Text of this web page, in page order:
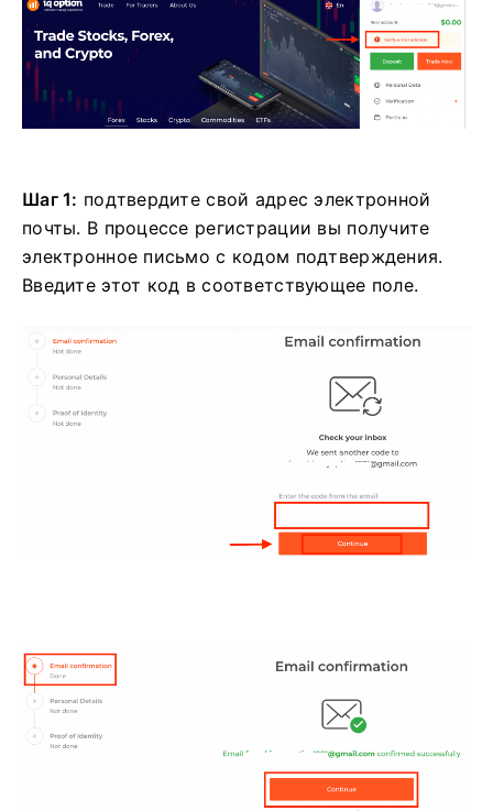
Шаг 1: подтвердите свой адрес электронной
почты. В процессе регистрации вы получите
электронное письмо с кодом подтверждения.
Введите этот код в соответствующее поле.